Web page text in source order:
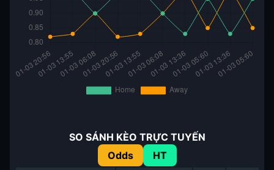
SO SÁNH KÈO TRỰC TUYẾN
Odds
HT